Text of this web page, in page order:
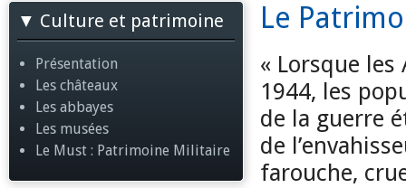
Culture et patrimoine
Présentation
Les châteaux
Les abbayes
Les musées
Le Must : Patrimoine Militaire
Le
« Lorsque
1944, les
de la guerre
de
farouche,